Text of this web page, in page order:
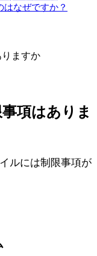
はなぜですか？
りますか
項はありま
ルには制限事項が